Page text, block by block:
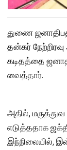
துணை
தன்கர்
கடிதத்தை
வைத்தார்.
அதில்,
எடுத்ததாக
இந்நிலையில்,